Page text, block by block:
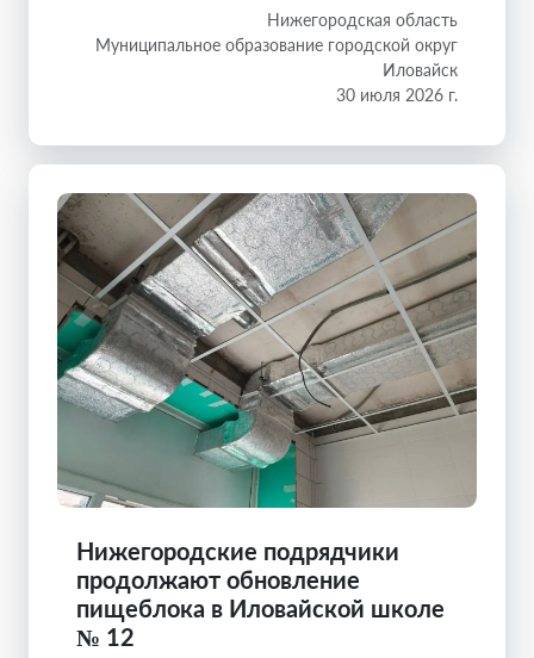
Нижегородская область
Муниципальное образование городской округ
Иловайск
30 июля 2026 г.
Нижегородские подрядчики
продолжают обновление
пищеблока в Иловайской школе
№ 12